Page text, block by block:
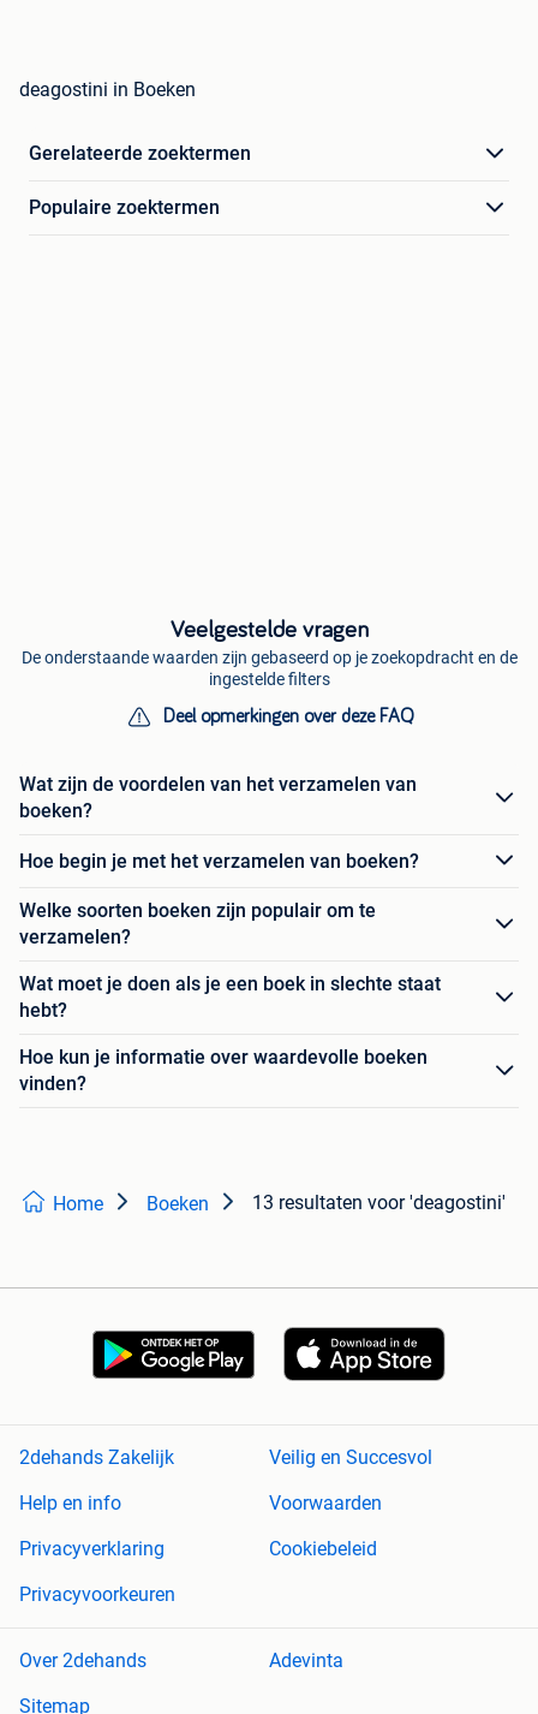
deagostini in Boeken
Gerelateerde zoektermen
Populaire zoektermen
Veelgestelde vragen
De onderstaande waarden zijn gebaseerd op je zoekopdracht en de
ingestelde filters
Deel opmerkingen over deze FAQ
Wat zijn de voordelen van het verzamelen van
boeken?
Hoe begin je met het verzamelen van boeken?
Welke soorten boeken zijn populair om te
verzamelen?
Wat moet je doen als je een boek in slechte staat
hebt?
Hoe kun je informatie over waardevolle boeken
vinden?
Home Boeken 13 resultaten voor 'deagostini'
2dehands Zakelijk
Veilig en Succesvol
Help en info
Voorwaarden
Privacyverklaring
Cookiebeleid
Privacyvoorkeuren
Over 2dehands
Adevinta
Sitemap